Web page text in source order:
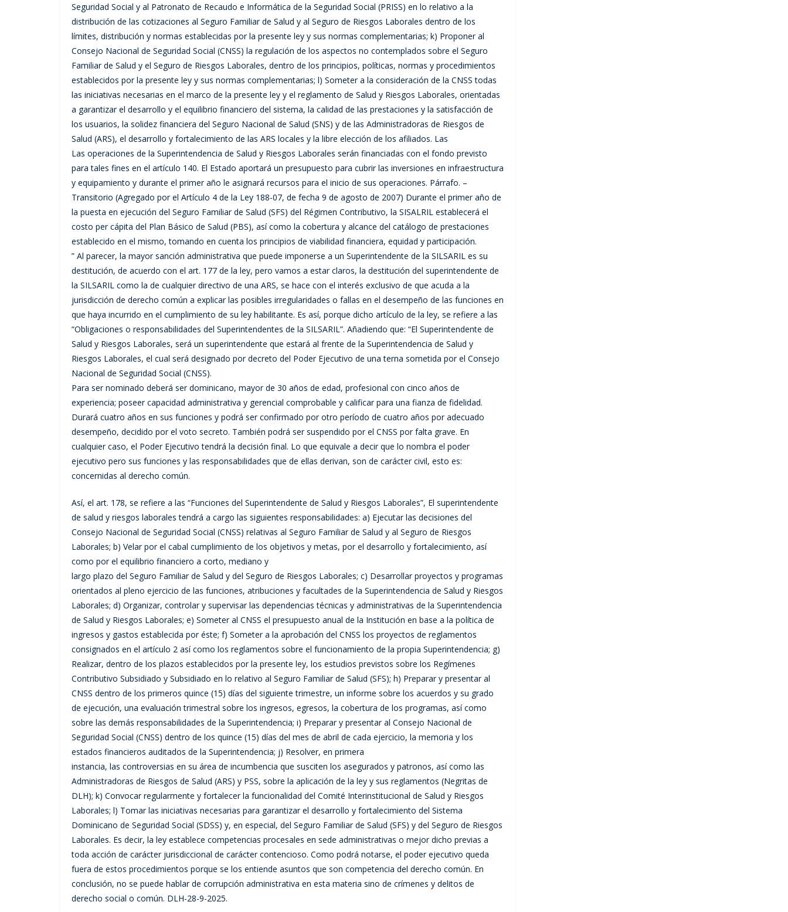
Seguridad Social y al Patronato de Recaudo e Informática de la Seguridad Social (PRISS) en lo relativo a la
distribución de las cotizaciones al Seguro Familiar de Salud y al Seguro de Riesgos Laborales dentro de los
límites, distribución y normas establecidas por la presente ley y sus normas complementarias; k) Proponer al
Consejo Nacional de Seguridad Social (CNSS) la regulación de los aspectos no contemplados sobre el Seguro
Familiar de Salud y el Seguro de Riesgos Laborales, dentro de los principios, políticas, normas y procedimientos
establecidos por la presente ley y sus normas complementarias; l) Someter a la consideración de la CNSS todas
las iniciativas necesarias en el marco de la presente ley y el reglamento de Salud y Riesgos Laborales, orientadas
a garantizar el desarrollo y el equilibrio financiero del sistema, la calidad de las prestaciones y la satisfacción de
los usuarios, la solidez financiera del Seguro Nacional de Salud (SNS) y de las Administradoras de Riesgos de
Salud (ARS), el desarrollo y fortalecimiento de las ARS locales y la libre elección de los afiliados. Las
Las operaciones de la Superintendencia de Salud y Riesgos Laborales serán financiadas con el fondo previsto
para tales fines en el artículo 140. El Estado aportará un presupuesto para cubrir las inversiones en infraestructura
y equipamiento y durante el primer año le asignará recursos para el inicio de sus operaciones. Párrafo. –
Transitorio (Agregado por el Artículo 4 de la Ley 188-07, de fecha 9 de agosto de 2007) Durante el primer año de
la puesta en ejecución del Seguro Familiar de Salud (SFS) del Régimen Contributivo, la SISALRIL establecerá el
costo per cápita del Plan Básico de Salud (PBS), así como la cobertura y alcance del catálogo de prestaciones
establecido en el mismo, tomando en cuenta los principios de viabilidad financiera, equidad y participación.
” Al parecer, la mayor sanción administrativa que puede imponerse a un Superintendente de la SILSARIL es su
destitución, de acuerdo con el art. 177 de la ley, pero vamos a estar claros, la destitución del superintendente de
la SILSARIL como la de cualquier directivo de una ARS, se hace con el interés exclusivo de que acuda a la
jurisdicción de derecho común a explicar las posibles irregularidades o fallas en el desempeño de las funciones en
que haya incurrido en el cumplimiento de su ley habilitante. Es así, porque dicho artículo de la ley, se refiere a las
“Obligaciones o responsabilidades del Superintendentes de la SILSARIL”. Añadiendo que: “El Superintendente de
Salud y Riesgos Laborales, será un superintendente que estará al frente de la Superintendencia de Salud y
Riesgos Laborales, el cual será designado por decreto del Poder Ejecutivo de una terna sometida por el Consejo
Nacional de Seguridad Social (CNSS).
Para ser nominado deberá ser dominicano, mayor de 30 años de edad, profesional con cinco años de
experiencia; poseer capacidad administrativa y gerencial comprobable y calificar para una fianza de fidelidad.
Durará cuatro años en sus funciones y podrá ser confirmado por otro período de cuatro años por adecuado
desempeño, decidido por el voto secreto. También podrá ser suspendido por el CNSS por falta grave. En
cualquier caso, el Poder Ejecutivo tendrá la decisión final. Lo que equivale a decir que lo nombra el poder
ejecutivo pero sus funciones y las responsabilidades que de ellas derivan, son de carácter civil, esto es:
concernidas al derecho común.
Así, el art. 178, se refiere a las “Funciones del Superintendente de Salud y Riesgos Laborales”, El superintendente
de salud y riesgos laborales tendrá a cargo las siguientes responsabilidades: a) Ejecutar las decisiones del
Consejo Nacional de Seguridad Social (CNSS) relativas al Seguro Familiar de Salud y al Seguro de Riesgos
Laborales; b) Velar por el cabal cumplimiento de los objetivos y metas, por el desarrollo y fortalecimiento, así
como por el equilibrio financiero a corto, mediano y
largo plazo del Seguro Familiar de Salud y del Seguro de Riesgos Laborales; c) Desarrollar proyectos y programas
orientados al pleno ejercicio de las funciones, atribuciones y facultades de la Superintendencia de Salud y Riesgos
Laborales; d) Organizar, controlar y supervisar las dependencias técnicas y administrativas de la Superintendencia
de Salud y Riesgos Laborales; e) Someter al CNSS el presupuesto anual de la Institución en base a la política de
ingresos y gastos establecida por éste; f) Someter a la aprobación del CNSS los proyectos de reglamentos
consignados en el artículo 2 así como los reglamentos sobre el funcionamiento de la propia Superintendencia; g)
Realizar, dentro de los plazos establecidos por la presente ley, los estudios previstos sobre los Regímenes
Contributivo Subsidiado y Subsidiado en lo relativo al Seguro Familiar de Salud (SFS); h) Preparar y presentar al
CNSS dentro de los primeros quince (15) días del siguiente trimestre, un informe sobre los acuerdos y su grado
de ejecución, una evaluación trimestral sobre los ingresos, egresos, la cobertura de los programas, así como
sobre las demás responsabilidades de la Superintendencia; i) Preparar y presentar al Consejo Nacional de
Seguridad Social (CNSS) dentro de los quince (15) días del mes de abril de cada ejercicio, la memoria y los
estados financieros auditados de la Superintendencia; j) Resolver, en primera
instancia, las controversias en su área de incumbencia que susciten los asegurados y patronos, así como las
Administradoras de Riesgos de Salud (ARS) y PSS, sobre la aplicación de la ley y sus reglamentos (Negritas de
DLH); k) Convocar regularmente y fortalecer la funcionalidad del Comité Interinstitucional de Salud y Riesgos
Laborales; l) Tomar las iniciativas necesarias para garantizar el desarrollo y fortalecimiento del Sistema
Dominicano de Seguridad Social (SDSS) y, en especial, del Seguro Familiar de Salud (SFS) y del Seguro de Riesgos
Laborales. Es decir, la ley establece competencias procesales en sede administrativas o mejor dicho previas a
toda acción de carácter jurisdiccional de carácter contencioso. Como podrá notarse, el poder ejecutivo queda
fuera de estos procedimientos porque se los entiende asuntos que son competencia del derecho común. En
conclusión, no se puede hablar de corrupción administrativa en esta materia sino de crímenes y delitos de
derecho social o común. DLH-28-9-2025.